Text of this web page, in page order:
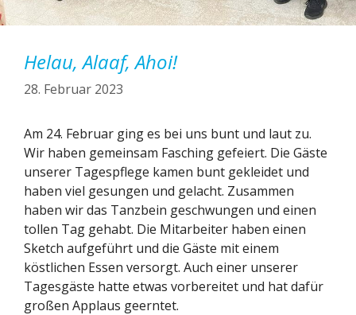
Helau, Alaaf, Ahoi!
28. Februar 2023
Am 24. Februar ging es bei uns bunt und laut zu.
Wir haben gemeinsam Fasching gefeiert. Die Gäste
unserer Tagespflege kamen bunt gekleidet und
haben viel gesungen und gelacht. Zusammen
haben wir das Tanzbein geschwungen und einen
tollen Tag gehabt. Die Mitarbeiter haben einen
Sketch aufgeführt und die Gäste mit einem
köstlichen Essen versorgt. Auch einer unserer
Tagesgäste hatte etwas vorbereitet und hat dafür
großen Applaus geerntet.